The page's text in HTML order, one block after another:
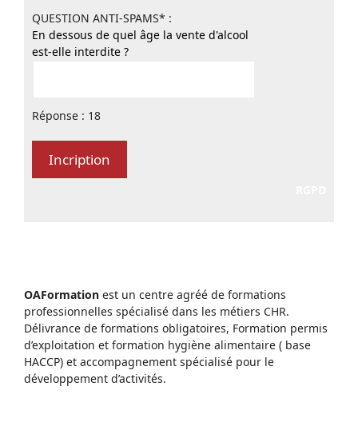
QUESTION ANTI-SPAMS* :
En dessous de quel âge la vente d'alcool
est-elle interdite ?
Réponse : 18
OAFormation est un centre agréé de formations
professionnelles spécialisé dans les métiers CHR.
Délivrance de formations obligatoires, Formation permis
d’exploitation et formation hygiène alimentaire ( base
HACCP) et accompagnement spécialisé pour le
développement d’activités.